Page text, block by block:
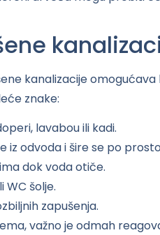
kanalizacije
znake:
lavabou ili kadi.
iz odvoda i šire se po
dok voda otiče.
WC šolje.
zapušenja.
važno je odmah